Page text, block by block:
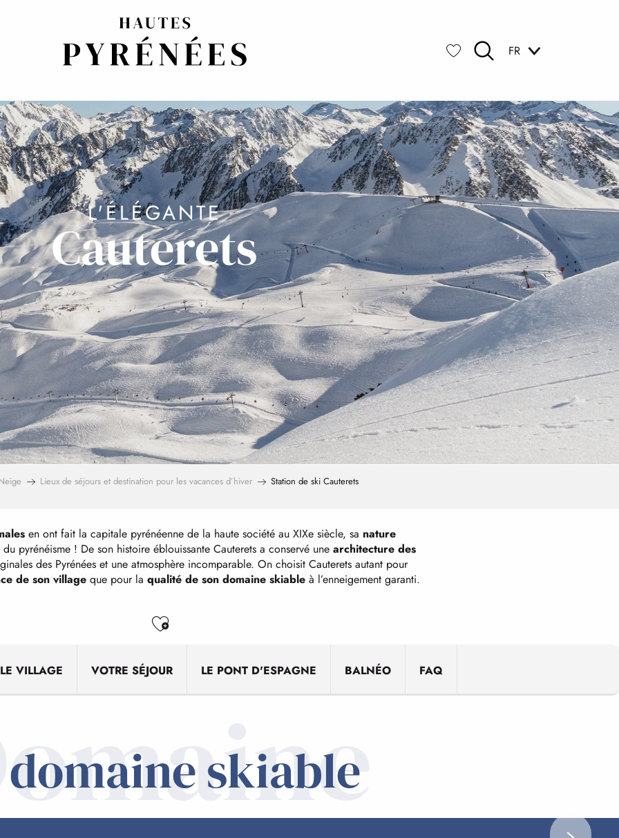
FR
L'ÉLÉGANTE
Cauterets
Lieux de séjours et destination pour les vacances d’hiver Station de ski Cauterets
en ont fait la capitale pyrénéenne de la haute société au XIXe siècle, sa nature
pyrénéisme ! De son histoire éblouissante Cauterets a conservé une architecture des
des Pyrénées et une atmosphère incomparable. On choisit Cauterets autant pour
de son villageque pour la qualité de son domaine skiableà l’enneigement garanti.
Ajouter aux favoris
LE VILLAGE VOTRE SÉJOUR LE PONT D'ESPAGNE BALNÉO FAQ
domaine skiable